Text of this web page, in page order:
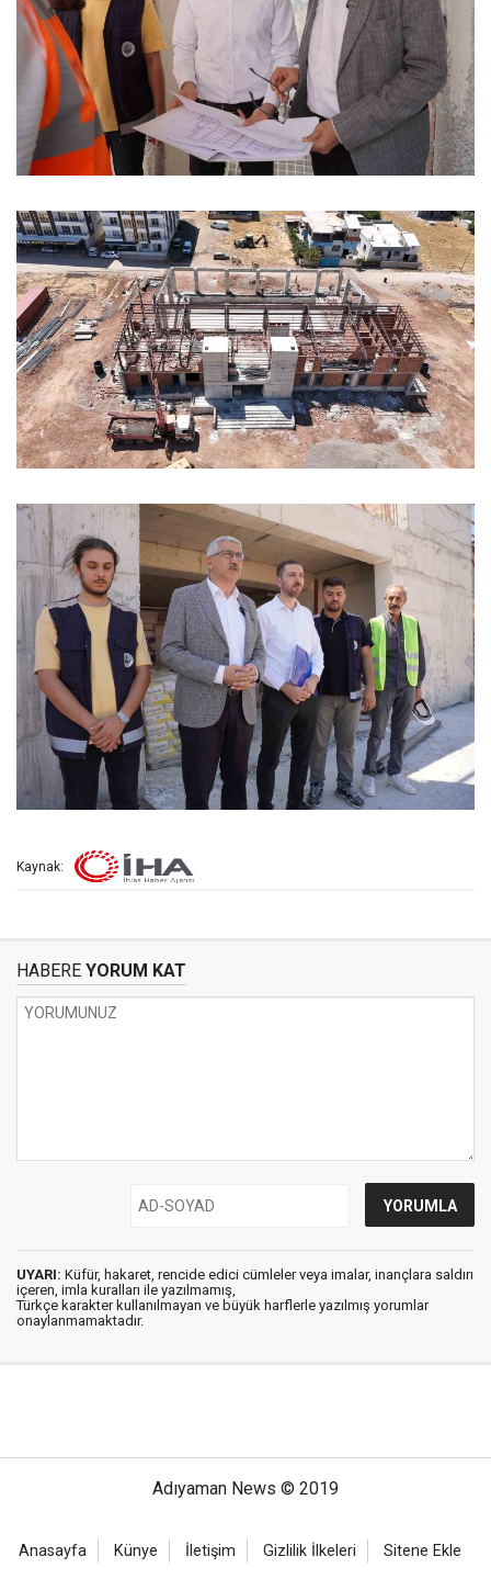
Kaynak:
HABERE YORUM KAT
UYARI: Küfür, hakaret, rencide edici cümleler veya imalar, inançlara saldırı
içeren, imla kuralları ile yazılmamış,
Türkçe karakter kullanılmayan ve büyük harflerle yazılmış yorumlar
onaylanmamaktadır.
Adıyaman News © 2019
Anasayfa Künye İletişim Gizlilik İlkeleri Sitene Ekle